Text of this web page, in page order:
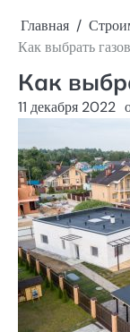
Главная
Как выбрать
Как
11 декабря 2022